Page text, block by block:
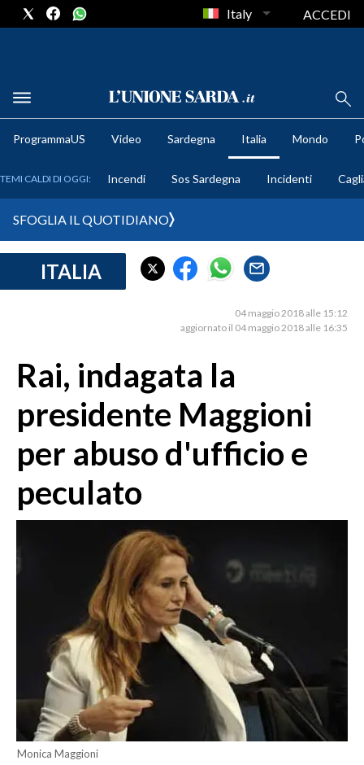
METEO
CRONACA SARDEGNA
MEDIO CAMPIDANO
ORISTANO E PROVINCIA
SASSARI E PROVINCIA
NUORO E PROVINCIA
OGLIASTRA
AGENDA
CRONACA
POLITICA
ECONOMIA
SERVIZI ALLE IMPRESE
LAVORO
Italy ACCEDI
ProgrammaUS Video Sardegna Italia Mondo
TEMI CALDI DI OGGI: Incendi Sos Sardegna Incidenti
SFOGLIA IL QUOTIDIANO
ITALIA
04 maggio 2018 alle 15:12
aggiornato il 04 maggio 2018 alle 16:35
Rai, indagata la
presidente Maggioni
per abuso d'ufficio e
peculato
Monica Maggioni